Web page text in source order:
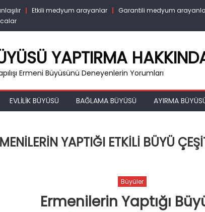
Etkili medyum arayanlar Garantili medyum
YAPTIRMA
Ermeni Büyüsünü Deneyenlerin Yorumları
EVLILIK BÜYÜSÜ BAĞLAMA BÜYÜSÜ AYIRMA
YAPTIĞI ETKILI BÜYÜ
Büyüler
Ermenilerin Yaptığı